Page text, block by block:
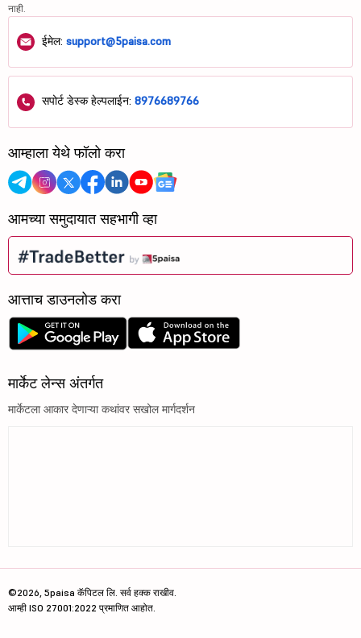
नाही.
ईमेल: support@5paisa.com
सपोर्ट डेस्क हेल्पलाईन: 8976689766
आम्हाला येथे फॉलो करा
आमच्या समुदायात सहभागी व्हा
आत्ताच डाउनलोड करा
मार्केट लेन्स अंतर्गत
मार्केटला आकार देणाऱ्या कथांवर सखोल मार्गदर्शन
©2026, 5paisa कॅपिटल लि. सर्व हक्क राखीव.
आम्ही ISO 27001:2022 प्रमाणित आहोत.